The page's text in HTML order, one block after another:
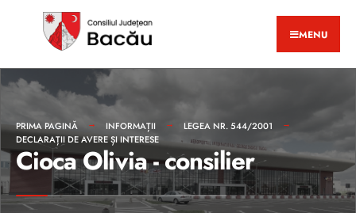
MENU
PRIMA PAGINĂ INFORMAȚII
LEGEA NR. 544/2001
DECLARAȚII DE AVERE ȘI INTERESE
Cioca Olivia - consilier